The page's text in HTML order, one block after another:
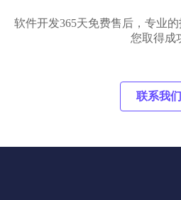
软件开发365天免费售后，专业
您取得成
联系我们